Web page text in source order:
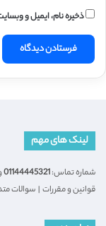
ذخیره نام، ایمیل و
لینک های مهم
شماره تماس:01144445321
قوانین و مقررات |سوالات